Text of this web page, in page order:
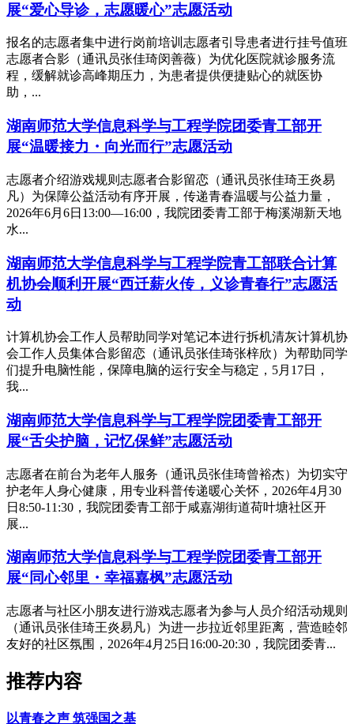
展“爱心导诊，志愿暖心”志愿活动
报名的志愿者集中进行岗前培训志愿者引导患者进行挂号值班
志愿者合影（通讯员张佳琦闵善薇）为优化医院就诊服务流
程，缓解就诊高峰期压力，为患者提供便捷贴心的就医协
助，...
湖南师范大学信息科学与工程学院团委青工部开
展“温暖接力・向光而行”志愿活动
志愿者介绍游戏规则志愿者合影留恋（通讯员张佳琦王炎易
凡）为保障公益活动有序开展，传递青春温暖与公益力量，
2026年6月6日13:00—16:00，我院团委青工部于梅溪湖新天地
水...
湖南师范大学信息科学与工程学院青工部联合计算
机协会顺利开展“西迁薪火传，义诊青春行”志愿活
动
计算机协会工作人员帮助同学对笔记本进行拆机清灰计算机协
会工作人员集体合影留恋（通讯员张佳琦张梓欣）为帮助同学
们提升电脑性能，保障电脑的运行安全与稳定，5月17日，
我...
湖南师范大学信息科学与工程学院团委青工部开
展“舌尖护脑，记忆保鲜”志愿活动
志愿者在前台为老年人服务（通讯员张佳琦曾裕杰）为切实守
护老年人身心健康，用专业科普传递暖心关怀，2026年4月30
日8:50-11:30，我院团委青工部于咸嘉湖街道荷叶塘社区开
展...
湖南师范大学信息科学与工程学院团委青工部开
展“同心邻里・幸福嘉枫”志愿活动
志愿者与社区小朋友进行游戏志愿者为参与人员介绍活动规则
（通讯员张佳琦王炎易凡）为进一步拉近邻里距离，营造睦邻
友好的社区氛围，2026年4月25日16:00-20:30，我院团委青...
推荐内容
以青春之声 筑强国之基